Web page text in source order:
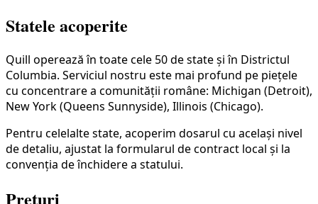
Statele acoperite
Quill operează în toate cele 50 de state și în Districtul
Columbia. Serviciul nostru este mai profund pe piețele
cu concentrare a comunității române: Michigan (Detroit),
New York (Queens Sunnyside), Illinois (Chicago).
Pentru celelalte state, acoperim dosarul cu același nivel
de detaliu, ajustat la formularul de contract local și la
convenția de închidere a statului.
Prețuri